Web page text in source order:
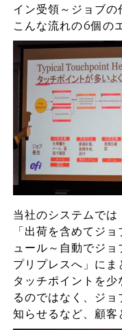
イン受領～ジョブの
こんな流れの6個の
当社のシステムでは
「出荷を含めてジ
ュール～自動でジ
プリプレスへ」にま
タッチポイントを
るのではなく、ジ
知らせるなど、顧客